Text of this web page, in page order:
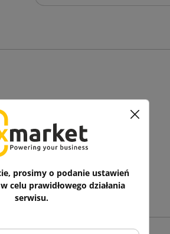
prosimy o podanie ustawień
celu prawidłowego działania
serwisu.